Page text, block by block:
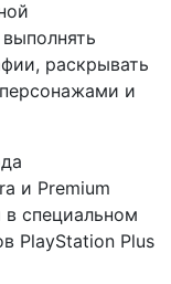
раскрывать
и
и Premium
специальном
PlayStation Plus